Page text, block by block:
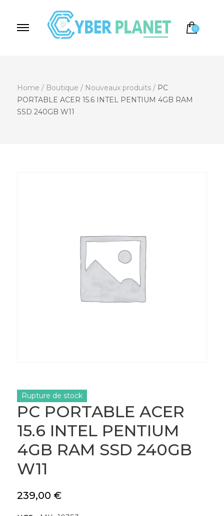
0
Home / Boutique / Nouveaux produits / PC
PORTABLE ACER 15.6 INTEL PENTIUM 4GB RAM
SSD 240GB W11
PC PORTABLE ACER
15.6 INTEL PENTIUM
4GB RAM SSD 240GB
W11
239,00 €
Rupture de stock